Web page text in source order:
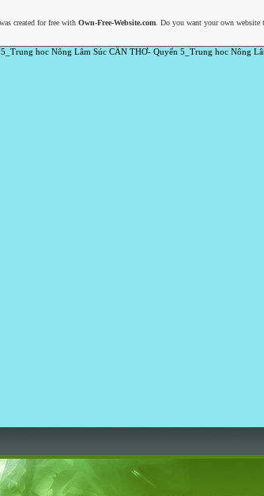
hoc Nông Lâm Súc CẦN THƠ- Quyển 5_Trung hoc Nông
created for free with Own-Free-Website.com. Do you want your own website